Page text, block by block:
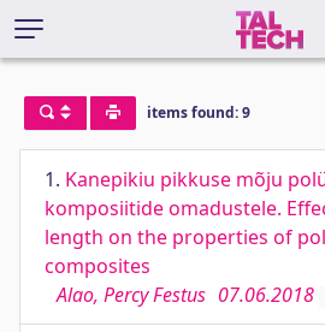
items found: 9
1. Kanepikiu pikkuse mõju
komposiitide omadustele.
length on the properties of
composites
Alao, Percy Festus 07.06.2018